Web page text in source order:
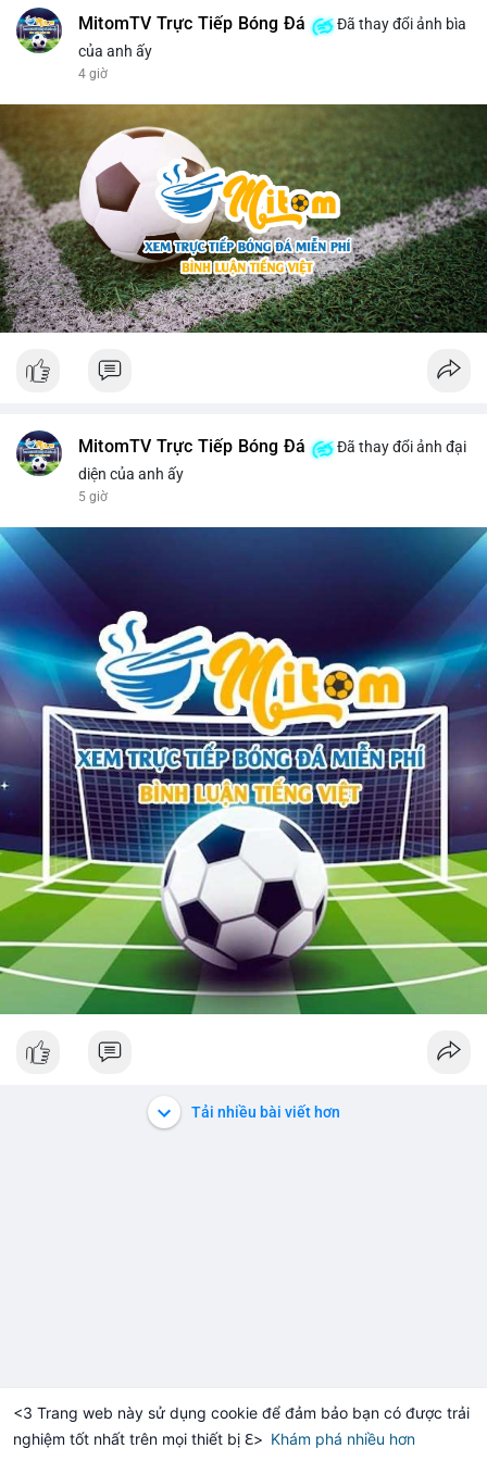
<3 Trang web này sử dụng cookie để đảm bảo bạn có được trải
nghiệm tốt nhất trên mọi thiết bị ℇ> Khám phá nhiều hơn
$1,900.54 +0.25% Solana $72.71 -1.05%
MitomTV Trực Tiếp Bóng Đá
Đã thay đổi ảnh bìa
của anh ấy
4 giờ
MitomTV Trực Tiếp Bóng Đá
Đã thay đổi ảnh đại
diện của anh ấy
5 giờ
Tải nhiều bài viết hơn